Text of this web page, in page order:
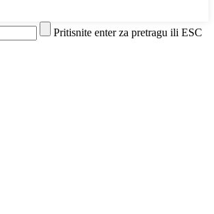
Pritisnite enter za pretragu ili ESC